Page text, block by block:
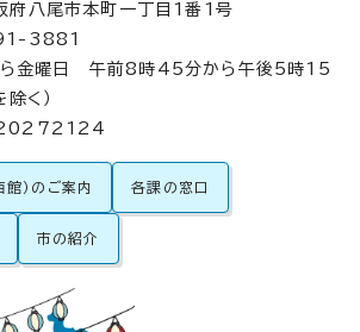
八尾市本町一丁目1番1号
3881
ら金曜日 午前8時45分から午後5時15
く）
館）のご案内 各課の窓口
市の紹介